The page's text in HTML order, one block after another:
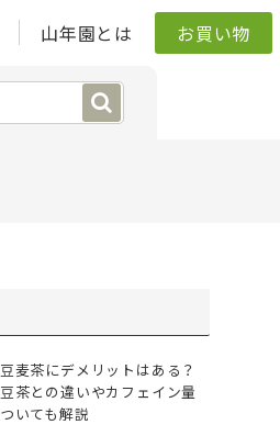
山年園とは お買い物
麦茶にデメリットはある？
茶との違いやカフェイン量
いても解説